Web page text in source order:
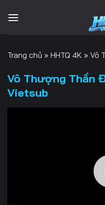
qua
Trang chủ » HHTQ 4K » Vô
Vô Thượng Thần
Vietsub